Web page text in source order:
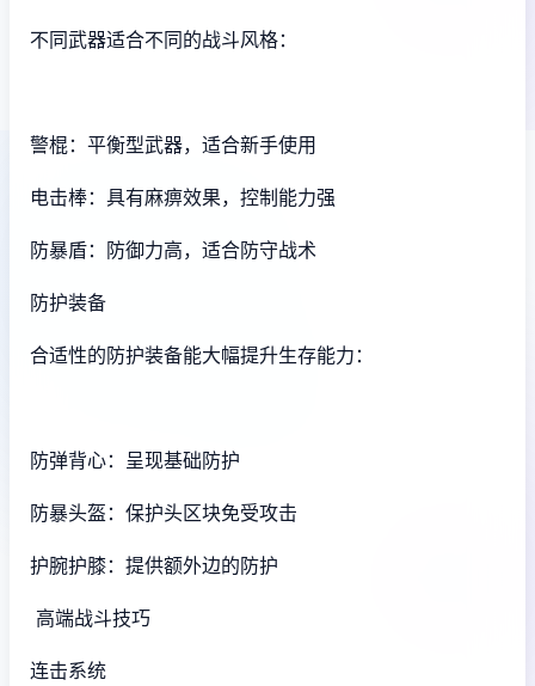
不同武器适合不同的战斗风格：
警棍：平衡型武器，适合新手使用
电击棒：具有麻痹效果，控制能力强
防暴盾：防御力高，适合防守战术
防护装备
合适性的防护装备能大幅提升生存能力：
防弹背心：呈现基础防护
防暴头盔：保护头区块免受攻击
护腕护膝：提供额外边的防护
高端战斗技巧
连击系统